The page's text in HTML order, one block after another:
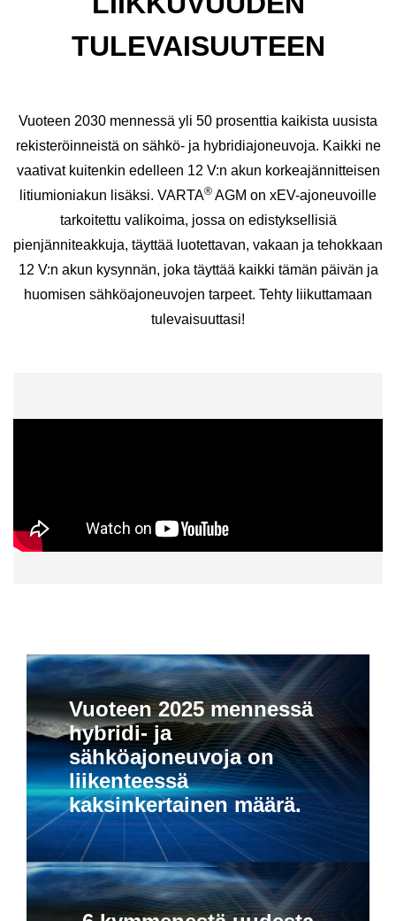
TULEVAISUUTEEN
Vuoteen 2030 mennessä yli 50 prosenttia kaikista uusista
rekisteröinneistä on sähkö- ja hybridiajoneuvoja. Kaikki ne
vaativat kuitenkin edelleen 12 V:n akun korkeajännitteisen
litiumioniakun lisäksi. VARTA® AGM on xEV-ajoneuvoille
tarkoitettu valikoima, jossa on edistyksellisiä
pienjänniteakkuja, täyttää luotettavan, vakaan ja tehokkaan
12 V:n akun kysynnän, joka täyttää kaikki tämän päivän ja
huomisen sähköajoneuvojen tarpeet. Tehty liikuttamaan
tulevaisuuttasi!
Vuoteen 2025 mennessä
hybridi- ja
sähköajoneuvoja on
liikenteessä
kaksinkertainen määrä.